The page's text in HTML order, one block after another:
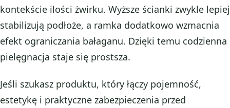
kontekście ilości żwirku. Wyższe ścianki zwykle lepiej
stabilizują podłoże, a ramka dodatkowo wzmacnia
efekt ograniczania bałaganu. Dzięki temu codzienna
pielęgnacja staje się prostsza.
Jeśli szukasz produktu, który łączy pojemność,
estetykę i praktyczne zabezpieczenia przed